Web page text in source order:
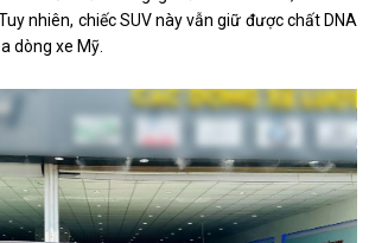
nhiên, chiếc SUV này vẫn giữ được chất DNA
dòng xe Mỹ.